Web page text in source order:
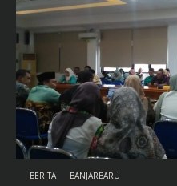
BERITA BANJARBARU